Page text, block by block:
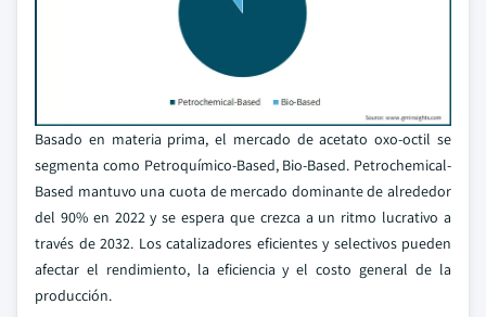
Basado en materia prima, el mercado de acetato oxo-octil se
segmenta como Petroquímico-Based, Bio-Based. Petrochemical-
Based mantuvo una cuota de mercado dominante de alrededor
del 90% en 2022 y se espera que crezca a un ritmo lucrativo a
través de 2032. Los catalizadores eficientes y selectivos pueden
afectar el rendimiento, la eficiencia y el costo general de la
producción.